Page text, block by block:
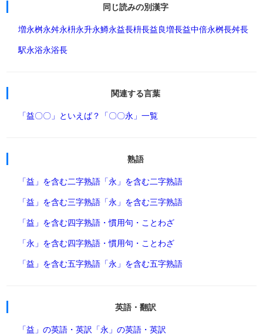
同じ読みの別漢字
増永桝永舛永枡永升永鱒永益長枡長益良増長益中倍永桝長舛長
駅永浴永浴長
関連する言葉
「益〇〇」といえば？ 「〇〇永」一覧
熟語
「益」を含む二字熟語 「永」を含む二字熟語
「益」を含む三字熟語 「永」を含む三字熟語
「益」を含む四字熟語・慣用句・ことわざ
「永」を含む四字熟語・慣用句・ことわざ
「益」を含む五字熟語 「永」を含む五字熟語
英語・翻訳
「益」の英語・英訳 「永」の英語・英訳